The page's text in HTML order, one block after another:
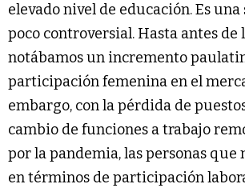
elevado nivel de educación. Es
poco controversial. Hasta antes de
notábamos un incremento
participación femenina en el
embargo, con la pérdida de
cambio de funciones a trabajo
por la pandemia, las personas que
en términos de participación